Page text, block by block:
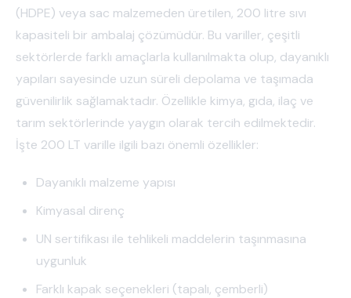
(HDPE) veya sac malzemeden üretilen, 200 litre sıvı
kapasiteli bir ambalaj çözümüdür. Bu variller, çeşitli
sektörlerde farklı amaçlarla kullanılmakta olup, dayanıklı
yapıları sayesinde uzun süreli depolama ve taşımada
güvenilirlik sağlamaktadır. Özellikle kimya, gıda, ilaç ve
tarım sektörlerinde yaygın olarak tercih edilmektedir.
İşte 200 LT varille ilgili bazı önemli özellikler:
Dayanıklı malzeme yapısı
Kimyasal direnç
UN sertifikası ile tehlikeli maddelerin taşınmasına
uygunluk
Farklı kapak seçenekleri (tapalı, çemberli)